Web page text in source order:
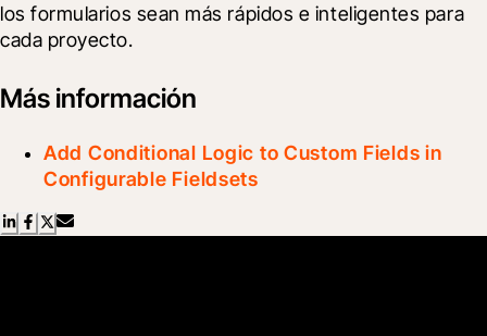
los formularios sean más rápidos e inteligentes para
cada proyecto.
Más información
Add Conditional Logic to Custom Fields in
Configurable Fieldsets